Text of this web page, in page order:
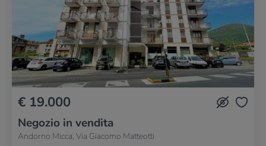
€ 19.000
Negozio in vendita
Andorno Micca, Via Giacomo Matteotti